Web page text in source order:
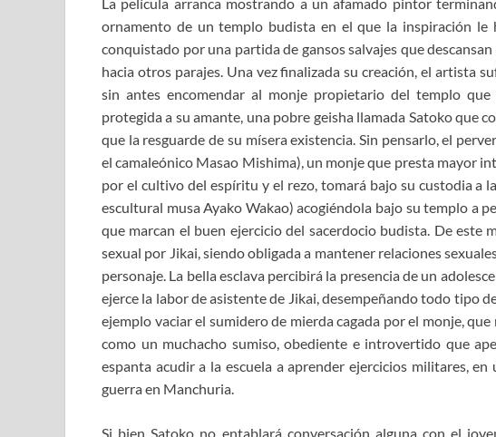
La película arranca mostrando a un afamado pintor
ornamento de un templo budista en el que la inspiración le
conquistado por una partida de gansos salvajes que
hacia otros parajes. Una vez finalizada su creación, el artista
sin antes encomendar al monje propietario del templo
protegida a su amante, una pobre geisha llamada Satoko que
que la resguarde de su mísera existencia. Sin pensarlo, el
el camaleónico Masao Mishima), un monje que presta mayor
por el cultivo del espíritu y el rezo, tomará bajo su custodia a
escultural musa Ayako Wakao) acogiéndola bajo su templo a
que marcan el buen ejercicio del sacerdocio budista. De este
sexual por Jikai, siendo obligada a mantener relaciones
personaje. La bella esclava percibirá la presencia de un
ejerce la labor de asistente de Jikai, desempeñando todo tipo
ejemplo vaciar el sumidero de mierda cagada por el monje,
como un muchacho sumiso, obediente e introvertido que
espanta acudir a la escuela a aprender ejercicios militares,
guerra en Manchuria.
Si bien Satoko no entablará conversación alguna con el